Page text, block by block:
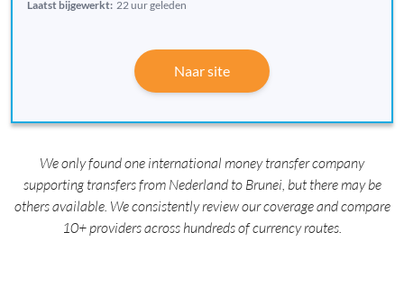
Laatst bijgewerkt: 22 uur geleden
Naar site
We only found one international money transfer company
supporting transfers from Nederland to Brunei, but there may be
others available. We consistently review our coverage and compare
10+ providers across hundreds of currency routes.